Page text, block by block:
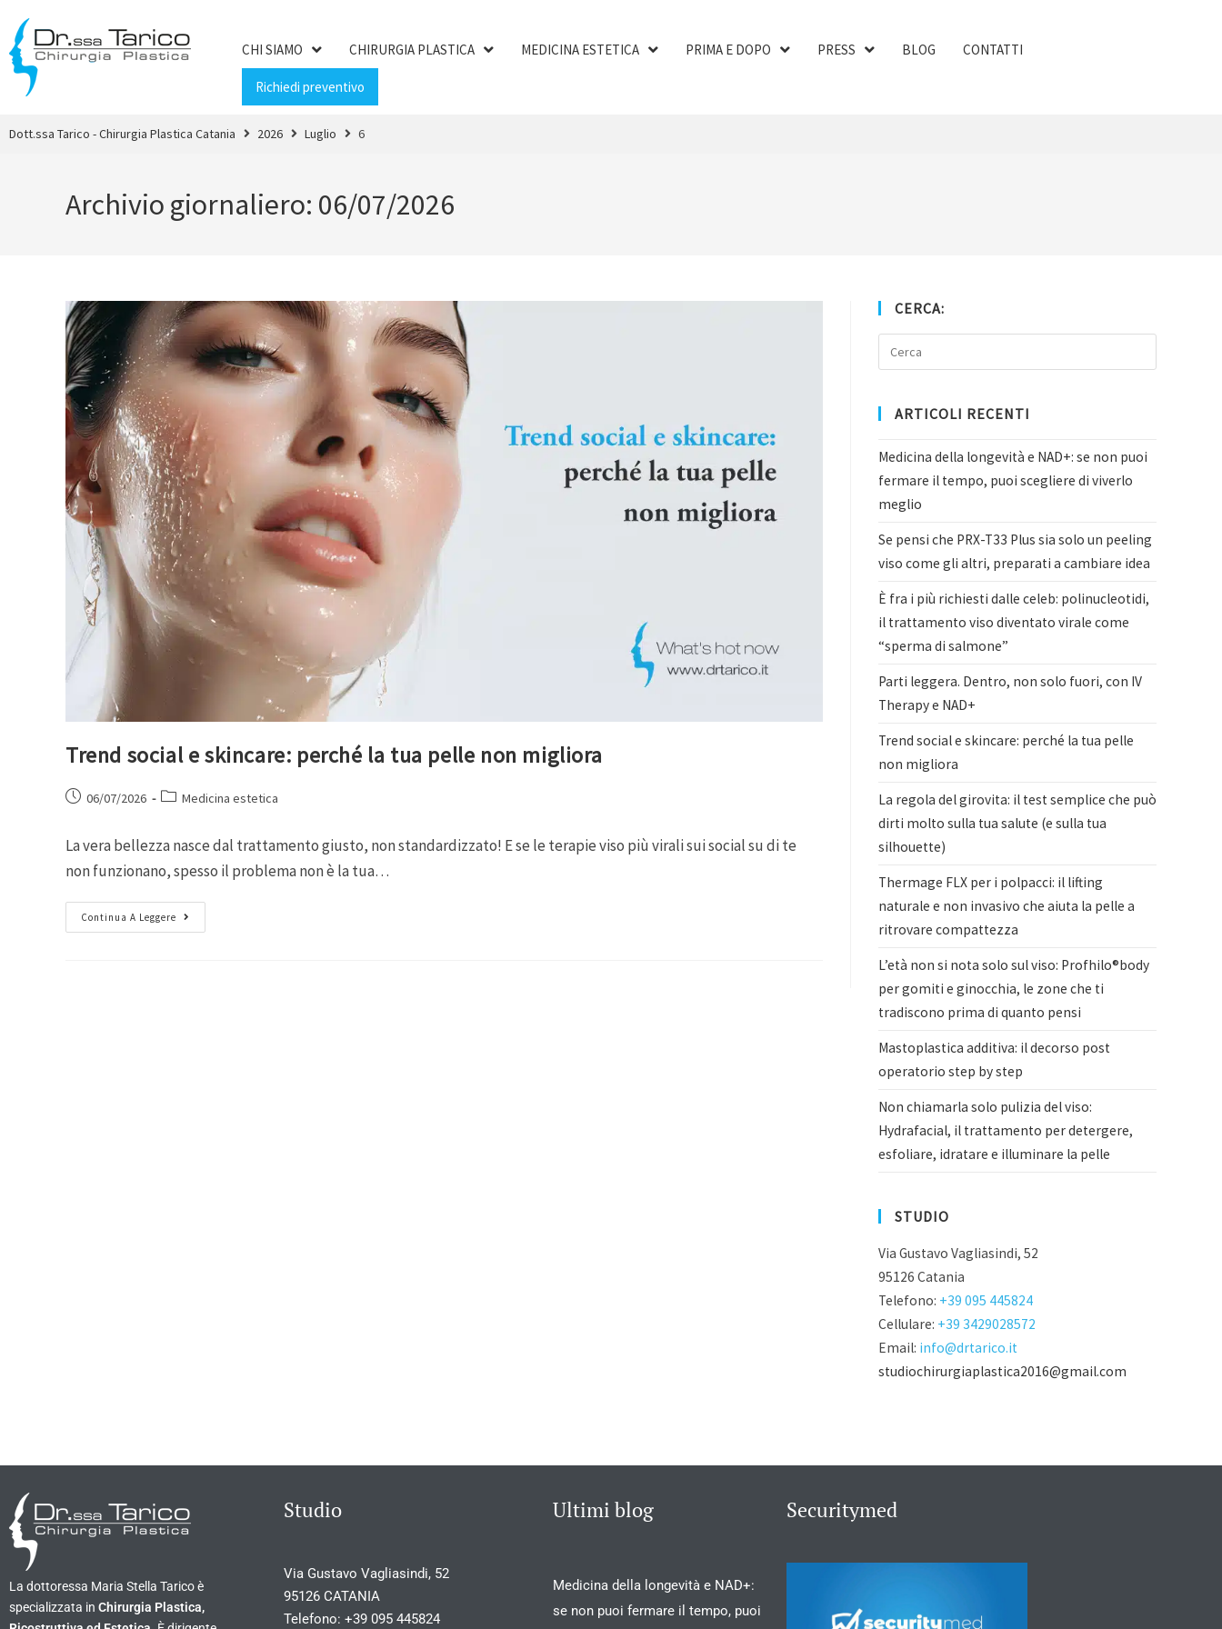
CHI SIAMO CHIRURGIA PLASTICA MEDICINA ESTETICA PRIMA E DOPO PRESS BLOG CONTATTI
Richiedi preventivo
Dott.ssa Tarico - Chirurgia Plastica Catania 2026 Luglio 6
Archivio giornaliero: 06/07/2026
Trend social e skincare: perché la tua pelle non migliora
06/07/2026 Medicina estetica
La vera bellezza nasce dal trattamento giusto, non standardizzato! E se le terapie viso più virali sui social su di te
non funzionano, spesso il problema non è la tua…
Continua A Leggere
CERCA:
ARTICOLI RECENTI
Medicina della longevità e NAD+: se non puoi
fermare il tempo, puoi scegliere di viverlo
meglio
Se pensi che PRX-T33 Plus sia solo un peeling
viso come gli altri, preparati a cambiare idea
È fra i più richiesti dalle celeb: polinucleotidi,
il trattamento viso diventato virale come
“sperma di salmone”
Parti leggera. Dentro, non solo fuori, con IV
Therapy e NAD+
Trend social e skincare: perché la tua pelle
non migliora
La regola del girovita: il test semplice che può
dirti molto sulla tua salute (e sulla tua
silhouette)
Thermage FLX per i polpacci: il lifting
naturale e non invasivo che aiuta la pelle a
ritrovare compattezza
L’età non si nota solo sul viso: Profhilo®body
per gomiti e ginocchia, le zone che ti
tradiscono prima di quanto pensi
Mastoplastica additiva: il decorso post
operatorio step by step
Non chiamarla solo pulizia del viso:
Hydrafacial, il trattamento per detergere,
esfoliare, idratare e illuminare la pelle
STUDIO
Via Gustavo Vagliasindi, 52
95126 Catania
Telefono: +39 095 445824
Cellulare: +39 3429028572
Email: info@drtarico.it
studiochirurgiaplastica2016@gmail.com
La dottoressa Maria Stella Tarico è
specializzata in Chirurgia Plastica,
Studio
Via Gustavo Vagliasindi, 52
95126 CATANIA
Telefono:+39 095 445824
Ultimi blog
Medicina della longevità e NAD+:
se non puoi fermare il tempo, puoi
Securitymed